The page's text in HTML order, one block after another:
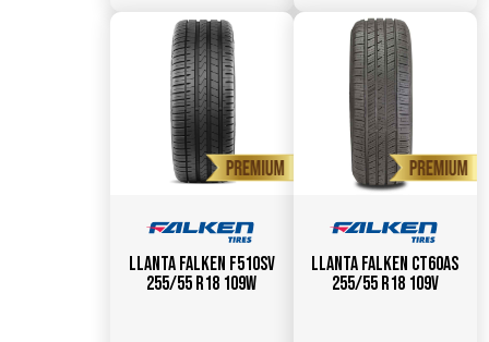
Llanta FALKEN F510SV
255/55 R18 109W
Llanta FALKEN CT60AS
255/55 R18 109V